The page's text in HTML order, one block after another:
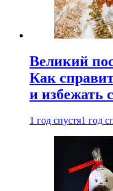
Великий
Как
и избежать
1 год спустя1 год